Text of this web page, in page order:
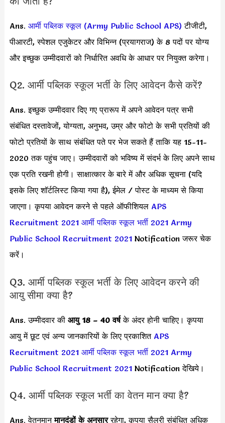
Ans. आर्मी पब्लिक स्कूल (Army Public School APS)टीजीटी,
पीआरटी, स्पेशल एजुकेटर और विभिन्न (प्रयागराज) के 8 पदों पर योग्य
और इच्छुक उम्मीदवारों को निर्धारित अवधि के आधार पर नियुक्त करेगा।
Q2. आर्मी पब्लिक स्कूल भर्ती के लिए आवेदन कैसे करें?
Ans. इच्छुक उम्मीदवार दिए गए प्रारूप में अपने आवेदन पत्र सभी
संबंधित दस्तावेजों, योग्यता, अनुभव, उम्र और फोटो के सभी प्रतियों की
फोटो प्रतियों के साथ संबंधित पते पर भेज सकते हैं ताकि यह 15-11-
2020 तक पहुंच जाए। उम्मीदवारों को भविष्य में संदर्भ के लिए अपने साथ
एक प्रति रखनी होगी। साक्षात्कार के बारे में और अधिक सूचना (यदि
इसके लिए शॉर्टलिस्ट किया गया है), ईमेल / पोस्ट के माध्यम से किया
जाएगा। कृपया आवेदन करने से पहले ऑफीशियल APS
Recruitment 2021 आर्मी पब्लिक स्कूल भर्ती 2021 Army
Public School Recruitment 2021Notification जरूर चेक
करें।
Q3. आर्मी पब्लिक स्कूल भर्ती के लिए आवेदन करने की
आयु सीमा क्या है?
Ans. उम्मीदवार की आयु 18 – 40 वर्षके अंदर होनी चाहिए। कृपया
आयु में छूट एवं अन्य जानकारियों के लिए प्रकाशित APS
Recruitment 2021 आर्मी पब्लिक स्कूल भर्ती 2021 Army
Public School Recruitment 2021Notification देखिये।
Q4. आर्मी पब्लिक स्कूल भर्ती का वेतन मान क्या है?
Ans. वेतनमानमानदंडों के अनुसाररहेगा, कृपया सैलरी संबंधित अधिक